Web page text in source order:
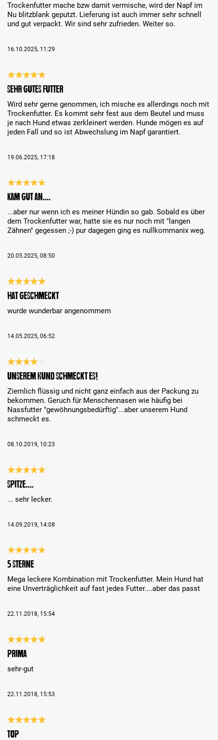
Trockenfutter mache bzw damit vermische, wird der Napf im
Nu blitzblank geputzt. Lieferung ist auch immer sehr schnell
und gut verpackt. Wir sind sehr zufrieden. Weiter so.
16.10.2025, 11:29
Review with rating of 5 out of 5 stars
Sehr gutes Futter
Wird sehr gerne genommen, ich mische es allerdings noch mit
Trockenfutter. Es kommt sehr fest aus dem Beutel und muss
je nach Hund etwas zerkleinert werden. Hunde mögen es auf
jeden Fall und so ist Abwechslung im Napf garantiert.
19.06.2025, 17:18
Review with rating of 5 out of 5 stars
Kam gut an....
...aber nur wenn ich es meiner Hündin so gab. Sobald es über
dem Trockenfutter war, hatte sie es nur noch mit "langen
Zähnen" gegessen ;-) pur dagegen ging es nullkommanix weg.
20.05.2025, 08:50
Review with rating of 5 out of 5 stars
hat geschmeckt
wurde wunderbar angenommem
14.05.2025, 06:52
Review with rating of 4 out of 5 stars
Unserem Hund schmeckt es!
Ziemlich flüssig und nicht ganz einfach aus der Packung zu
bekommen. Geruch für Menschennasen wie häufig bei
Nassfutter "gewöhnungsbedürftig"...aber unserem Hund
schmeckt es.
08.10.2019, 10:23
Review with rating of 5 out of 5 stars
Spitze....
... sehr lecker.
14.09.2019, 14:08
Review with rating of 5 out of 5 stars
5 Sterne
Mega leckere Kombination mit Trockenfutter. Mein Hund hat
eine Unverträglichkeit auf fast jedes Futter....aber das passt
22.11.2018, 15:54
Review with rating of 5 out of 5 stars
prima
sehr-gut
22.11.2018, 15:53
Review with rating of 5 out of 5 stars
Top